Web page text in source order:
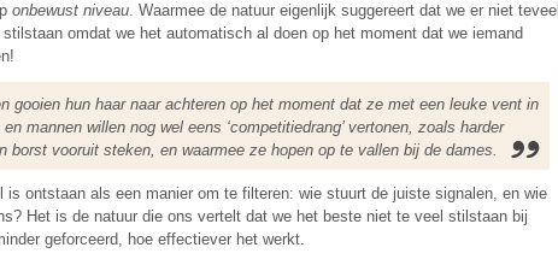
onbewust niveau. Waarmee de natuur eigenlijk suggereert dat we er niet teveel
stilstaan omdat we het automatisch al doen op het moment dat we iemand
gooien hun haar naar achteren op het moment dat ze met een leuke vent in
mannen willen nog wel eens ‘competitiedrang’ vertonen, zoals harder
borst vooruit steken, en waarmee ze hopen op te vallen bij de dames.
is ontstaan als een manier om te filteren: wie stuurt de juiste signalen, en wie
Het is de natuur die ons vertelt dat we het beste niet te veel stilstaan bij
geforceerd, hoe effectiever het werkt.